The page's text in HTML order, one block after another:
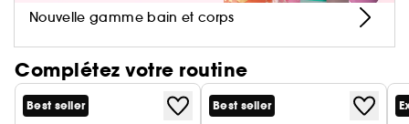
Les + de ce dissolvant doux sans acétone
- Formule vegan (formule sans ingrédients
d'origine animale).
- Parfum doux et agréable.
Nouvelle gamme bain et corps
Complétez votre routine
Best seller Best seller